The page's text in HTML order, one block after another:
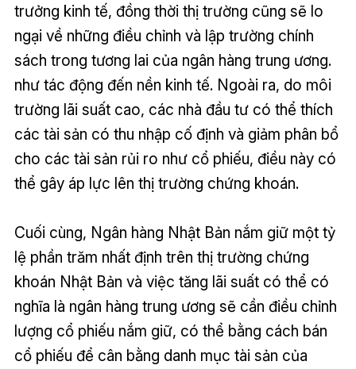
trưởng kinh tế, đồng thời thị trường cũng sẽ lo
ngại về những điều chỉnh và lập trường chính
sách trong tương lai của ngân hàng trung ương.
như tác động đến nền kinh tế. Ngoài ra, do môi
trường lãi suất cao, các nhà đầu tư có thể thích
các tài sản có thu nhập cố định và giảm phân bổ
cho các tài sản rủi ro như cổ phiếu, điều này có
thể gây áp lực lên thị trường chứng khoán.
Cuối cùng, Ngân hàng Nhật Bản nắm giữ một tỷ
lệ phần trăm nhất định trên thị trường chứng
khoán Nhật Bản và việc tăng lãi suất có thể có
nghĩa là ngân hàng trung ương sẽ cần điều chỉnh
lượng cổ phiếu nắm giữ, có thể bằng cách bán
cổ phiếu để cân bằng danh mục tài sản của